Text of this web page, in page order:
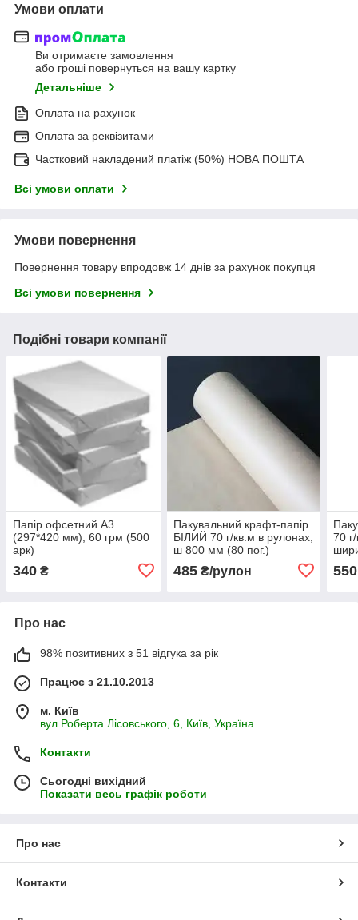
Умови оплати
Ви отримаєте замовлення
або гроші повернуться на вашу картку
Детальніше
Оплата на рахунок
Оплата за реквізитами
Частковий накладений платіж (50%) НОВА ПОШТА
Всі умови оплати
Умови повернення
Повернення товару впродовж 14 днів за рахунок покупця
Всі умови повернення
Подібні товари компанії
Папір офсетний А3
(297*420 мм), 60 грм (500
арк)
340 ₴
Пакувальний крафт-папір
БІЛИЙ 70 г/кв.м в рулонах,
ш 800 мм (80 пог.)
485₴/рулон
70
550
Про нас
98% позитивних з 51 відгука за рік
Працює з 21.10.2013
м. Київ
вул.Роберта Лісовського, 6, Київ, Україна
Контакти
Сьогодні вихідний
Показати весь графік роботи
Про нас
Контакти